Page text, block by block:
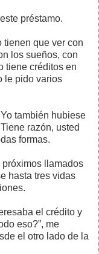
préstamo.
tienen que ver con
los sueños, con
tiene créditos en
le pido varios
también hubiese
razón, usted
formas.
próximos llamados
hasta tres vidas
el crédito y
eso?”, me
el otro lado de la